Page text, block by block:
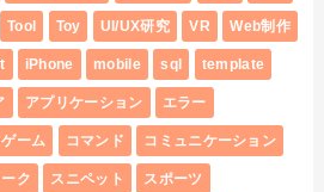
Tool Toy UI/UX研究 VR Web制作
iPhone mobile sql template
アプリケーション エラー
ゲーム コマンド コミュニケーション
ク スニペット スポーツ